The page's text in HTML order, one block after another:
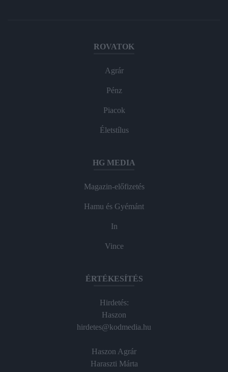
ROVATOK
Agrár
Pénz
Piacok
Életstílus
HG MEDIA
Magazin-előfizetés
Hamu és Gyémánt
In
Vince
ÉRTÉKESÍTÉS
Hirdetés:
Haszon
hirdetes@kodmedia.hu
Haszon Agrár
Haraszti Márta